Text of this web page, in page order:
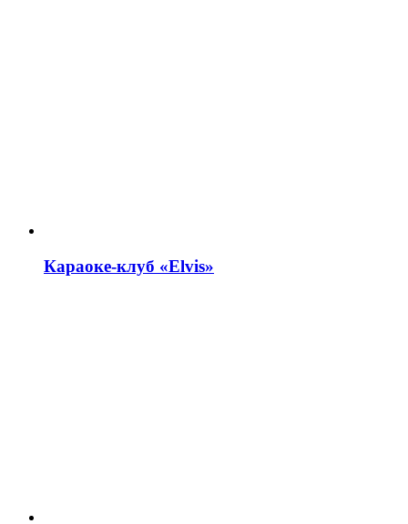
Караоке-клуб «Elvis»